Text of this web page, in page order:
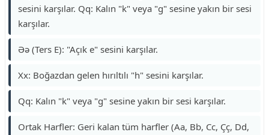
sesini karşılar. Qq: Kalın "k" veya "g" sesine yakın bir sesi
karşılar.
Əə (Ters E): "Açık e" sesini karşılar.
Xx: Boğazdan gelen hırıltılı "h" sesini karşılar.
Qq: Kalın "k" veya "g" sesine yakın bir sesi karşılar.
Ortak Harfler: Geri kalan tüm harfler (Aa, Bb, Cc, Çç, Dd,